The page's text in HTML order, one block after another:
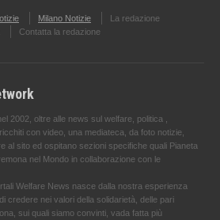
Milano Notizie
La redazione
Contatta la redazione
2002, oltre alle news sul welfare, politica ,
con video, una mediateca, da foto notizie,
al sito ed ospitano sezioni specifiche quali Pianeta
nel Mondo in collaborazione con le
Welfare News nasce dalla nostra esperienza
credere nei valori della solidarietà, delle pari
sui quali siamo convinti, vada fatta più